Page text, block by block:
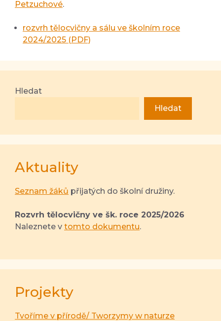
Petzuchové.
rozvrh tělocvičny a sálu ve školním roce
2024/2025 (PDF)
Hledat
Hledat
Aktuality
Seznam žáků přijatých do školní družiny.
Rozvrh tělocvičny ve šk. roce 2025/2026
Naleznete v tomto dokumentu.
Projekty
Tvoříme v přírodě/ Tworzymy w naturze